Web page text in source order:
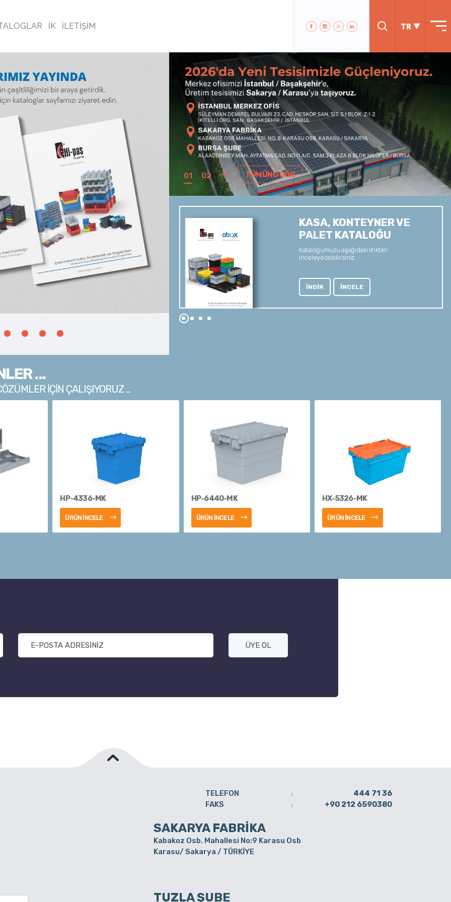
İK İLETİŞİM TR
01 02 TÜMÜNÜ GÖR
TEKNİK SORULARINIZ VE
TEKLİF ALMAK İÇİN
444 71 36
KASA, KONTEYNER VE
PALET KATALOĞU
Kataloğumuzu aşağıdaki linkten
inceleyecebilirsiniz.
İNDİR İNCELE
...
İÇİN ÇALIŞIYORUZ ...
HP-4336-MK
ÜRÜN İNCELE
HP-6440-MK
ÜRÜN İNCELE
HX-5326-MK
ÜRÜN İNCELE
ÜYE OL
SAKARYA FABRİKA
Kabakoz Osb. Mahallesi No:9 Karasu Osb
Karasu/ Sakarya / TÜRKİYE
TUZLA ŞUBE
TELEFON :
444 71 36
FAKS
: +90 212 6590380